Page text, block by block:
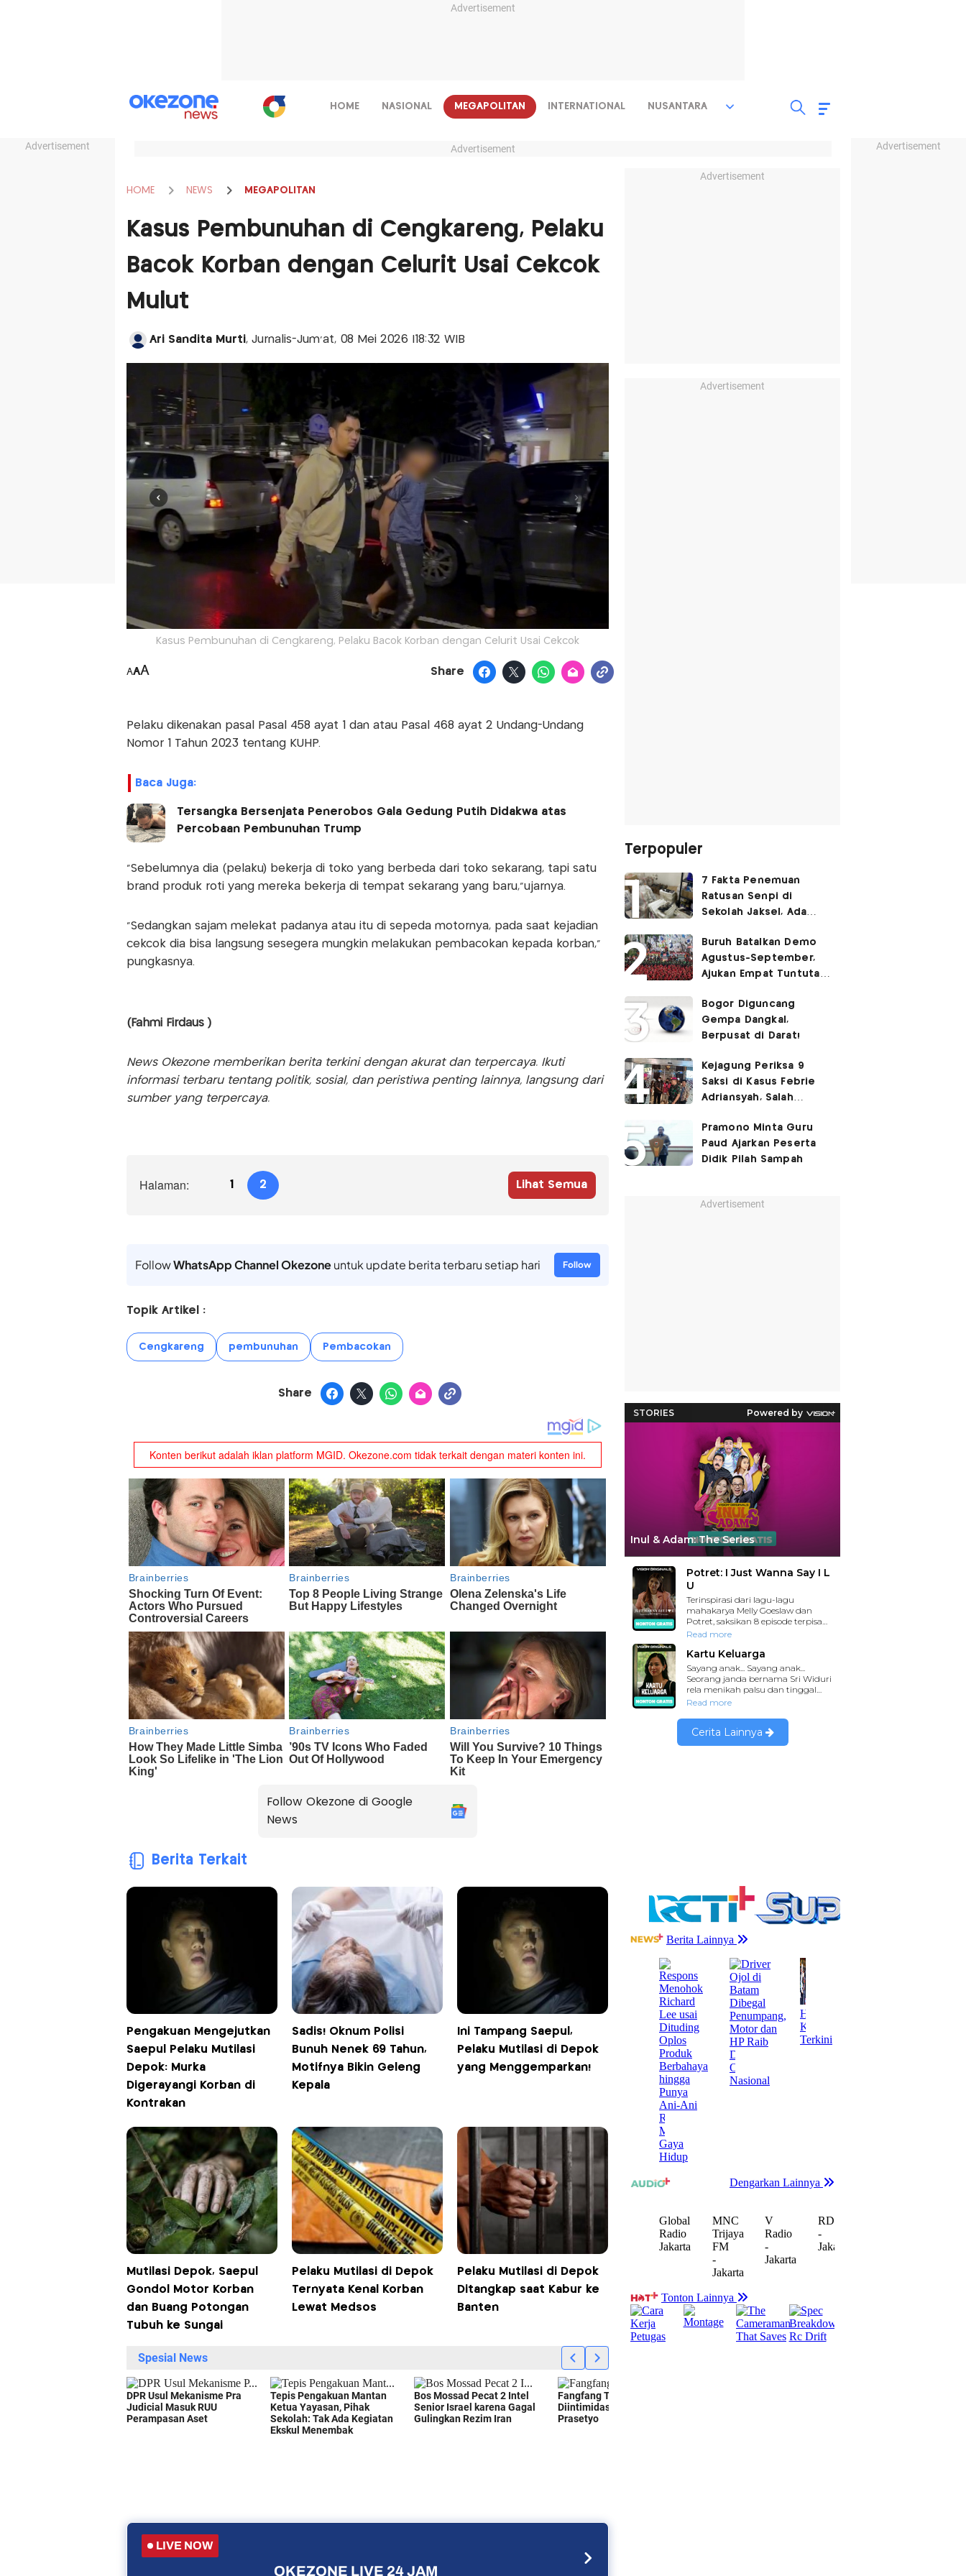
Advertisement
Advertisement Advertisement
HOME NASIONAL MEGAPOLITAN INTERNATIONAL NUSANTARA
Advertisement
HOME NEWS MEGAPOLITAN
Kasus Pembunuhan di Cengkareng, Pelaku
Bacok Korban dengan Celurit Usai Cekcok
Mulut
Ari Sandita Murti, Jurnalis-Jum'at, 08 Mei 2026 |18:32 WIB
Kasus Pembunuhan di Cengkareng, Pelaku Bacok Korban dengan Celurit Usai Cekcok
AAA Share
Pelaku dikenakan pasal Pasal 458 ayat 1 dan atau Pasal 468 ayat 2 Undang-Undang
Nomor 1 Tahun 2023 tentang KUHP.
Baca Juga:
Tersangka Bersenjata Penerobos Gala Gedung Putih Didakwa atas
Percobaan Pembunuhan Trump
"Sebelumnya dia (pelaku) bekerja di toko yang berbeda dari toko sekarang, tapi satu
brand produk roti yang mereka bekerja di tempat sekarang yang baru,”ujarnya.
“Sedangkan sajam melekat padanya atau itu di sepeda motornya, pada saat kejadian
cekcok dia bisa langsung sesegera mungkin melakukan pembacokan kepada korban,"
pungkasnya.
(Fahmi Firdaus )
News Okezone memberikan berita terkini dengan akurat dan terpercaya. Ikuti
informasi terbaru tentang politik, sosial, dan peristiwa penting lainnya, langsung dari
sumber yang terpercaya.
Halaman: 1 2 Lihat Semua
FollowWhatsApp Channel Okezoneuntuk update berita terbaru setiap hari Follow
Topik Artikel :
Cengkareng pembunuhan Pembacokan
Share
Follow Okezone di Google
News
Berita Terkait
Pengakuan Mengejutkan
Saepul Pelaku Mutilasi
Depok: Murka
Digerayangi Korban di
Kontrakan
Sadis! Oknum Polisi
Bunuh Nenek 69 Tahun,
Motifnya Bikin Geleng
Kepala
Ini Tampang Saepul,
Pelaku Mutilasi di Depok
yang Menggemparkan!
Mutilasi Depok, Saepul
Gondol Motor Korban
dan Buang Potongan
Tubuh ke Sungai
Pelaku Mutilasi di Depok
Ternyata Kenal Korban
Lewat Medsos
Pelaku Mutilasi di Depok
Ditangkap saat Kabur ke
Banten
LIVE NOW
OKEZONE LIVE 24 JAM
Advertisement
Advertisement
Terpopuler
7 Fakta Penemuan
Ratusan Senpi di
Sekolah Jaksel, Ada
Ruang Bunker
Buruh Batalkan Demo
Agustus-September,
Ajukan Empat Tuntutan
Bogor Diguncang
Gempa Dangkal,
Berpusat di Darat!
Kejagung Periksa 9
Saksi di Kasus Febrie
Adriansyah, Salah
Pramono Minta Guru
Paud Ajarkan Peserta
Didik Pilah Sampah
Advertisement